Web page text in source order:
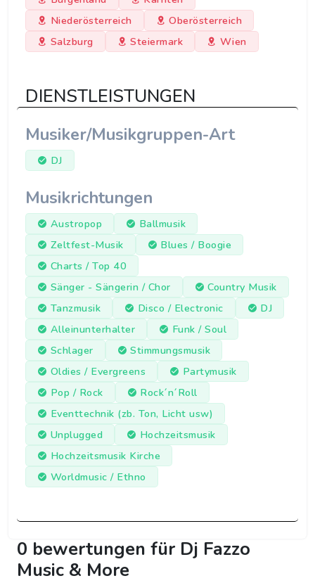
Niederösterreich
Oberösterreich
Salzburg
Steiermark Wien
DIENSTLEISTUNGEN
Musiker/Musikgruppen-Art
DJ
Musikrichtungen
Austropop
Ballmusik
Zeltfest-Musik
Blues / Boogie
Charts / Top 40
Sänger - Sängerin / Chor
Country Musik
Tanzmusik
Disco / Electronic
DJ
Alleinunterhalter
Funk / Soul
Schlager
Stimmungsmusik
Oldies / Evergreens
Partymusik
Pop / Rock
Rock´n´Roll
Eventtechnik (zb. Ton, Licht usw)
Unplugged
Hochzeitsmusik
Hochzeitsmusik Kirche
Worldmusic / Ethno
0 bewertungen für Dj Fazzo
Music & More